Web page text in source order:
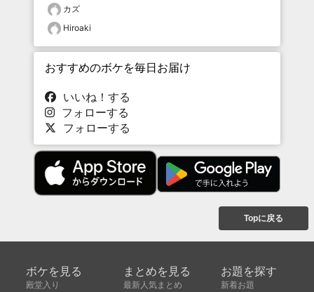
カズ
Hiroaki
おすすめのボケを毎日お届け
いいね！する
フォローする
フォローする
Topに戻る
ボケを見る
殿堂入り
まとめを見る
最新人気まとめ
お題を探す
新着お題